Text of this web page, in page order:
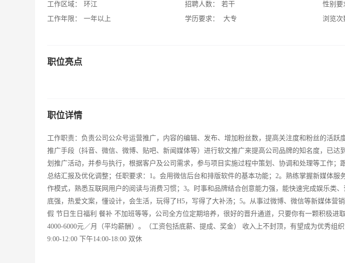
工作区域：
环江
工作年限：
一年以上
招聘人数：
若干
学历要求：
大专
性别要
浏览次
职位亮点
职位详情
工作职责：负责公司公众号运营推广，内容的编辑、发布、增加粉丝数，提高关注度和粉丝的活跃
推广手段（抖音、微信、微博、贴吧、新闻媒体等）进行软文推广来提高公司品牌的知名度，已达
划推广活动，并参与执行，根据客户及公司需求，参与项目实施过程中策划、协调和处理等工作；
总结汇报及优化调整；任职要求：1。会用微信后台和排版软件的基本功能；2。熟练掌握新媒体服
作模式，熟悉互联网用户的阅读与消费习惯；3。时事和品牌结合创意能力强，能快速完成娱乐类
底强，热爱文案，懂设计，会生活，玩得了H5，写得了大补汤；5。从事过微博、微信等新媒体营
假 节日生日福利 餐补 不加班等等，公司全方位定期培养，很好的晋升通道，只要你有一颗积极进
4000-6000元／月（平均薪酬）。（工资包括底薪、提成、奖金） 收入上不封顶，有望成为优秀组
9:00-12:00 下午14:00-18:00 双休